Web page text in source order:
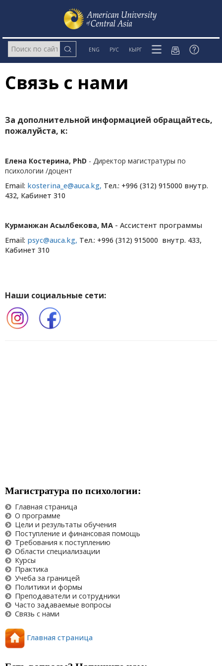
ENG РУС КЫРГ
Связь с нами
За дополнительной информацией обращайтесь,
пожалуйста, к:
Елена Костерина, PhD - Директор магистратуры по
психологии /доцент
Email: kosterina_e@auca.kg, Тел.: +996 (312) 915000 внутр.
432, Кабинет 310
Курманжан Асылбекова, MA - Ассистент программы
Email: psyc@auca.kg, Тел.: +996 (312) 915000 внутр. 433,
Кабинет 310
Наши социальные сети:
Магистратура по психологии:
Главная страница
О программе
Цели и результаты обучения
Поступление и финансовая помощь
Требования к поступлению
Области специализации
Курсы
Практика
Учеба за границей
Политики и формы
Преподаватели и сотрудники
Часто задаваемые вопросы
Связь с нами
Главная страница